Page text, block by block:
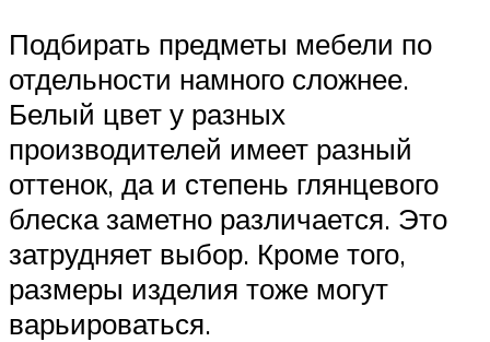
Подбирать предметы мебели по
отдельности намного сложнее.
Белый цвет у разных
производителей имеет разный
оттенок, да и степень глянцевого
блеска заметно различается. Это
затрудняет выбор. Кроме того,
размеры изделия тоже могут
варьироваться.